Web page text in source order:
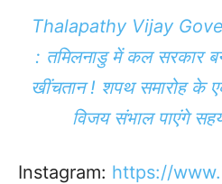
Thalapathy Vijay
: तमिलनाडु में कल सरकार
खींचतान ! शपथ समारोह के
विजय संभाल पाएंगे
Instagram: https://